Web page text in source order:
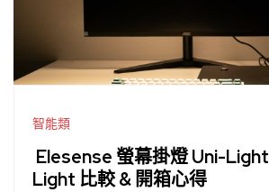
智能類
Elesense 螢幕掛燈 Uni-
Light 比較 & 開箱心得